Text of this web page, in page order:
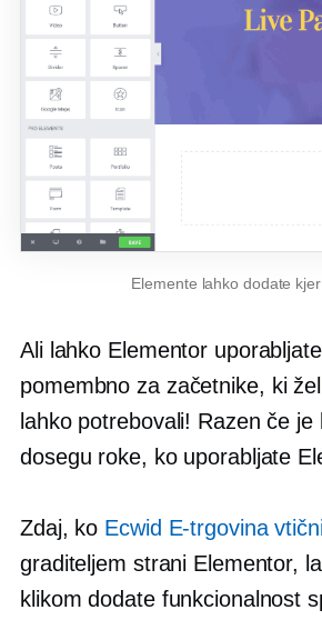
Elemente lahko dodate
Ali lahko Elementor
pomembno za začetnike, ki
lahko potrebovali! Razen če
dosegu roke, ko uporabljate
Zdaj, ko Ecwid E-trgovina
graditeljem strani Elementor,
klikom dodate funkcionalnost